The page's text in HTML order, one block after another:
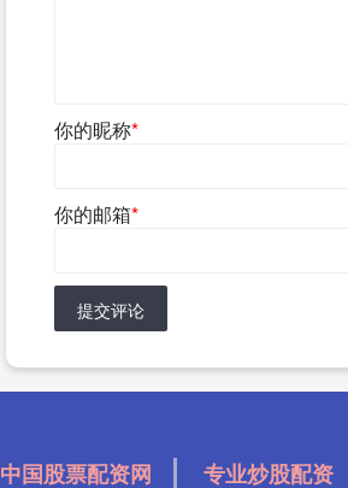
你的昵称*
你的邮箱*
提交评论
中国股票配资网 专业炒股配资